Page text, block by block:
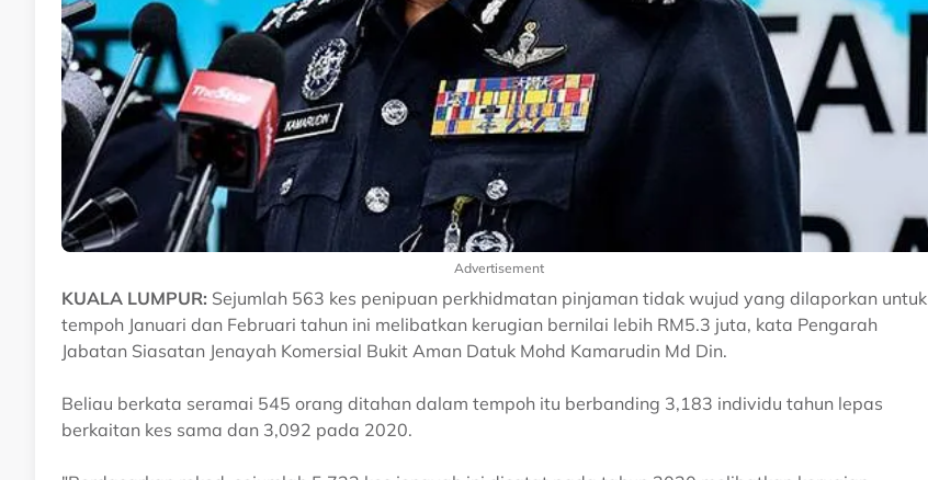
Advertisement
KUALA LUMPUR: Sejumlah 563 kes penipuan perkhidmatan pinjaman tidak wujud yang dilaporkan untuk
tempoh Januari dan Februari tahun ini melibatkan kerugian bernilai lebih RM5.3 juta, kata Pengarah
Jabatan Siasatan Jenayah Komersial Bukit Aman Datuk Mohd Kamarudin Md Din.
Beliau berkata seramai 545 orang ditahan dalam tempoh itu berbanding 3,183 individu tahun lepas
berkaitan kes sama dan 3,092 pada 2020.